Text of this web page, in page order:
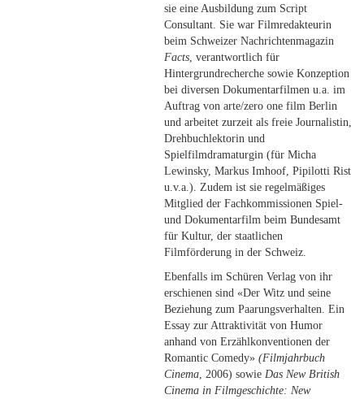
sie eine Ausbildung zum Script
Consultant. Sie war Filmredakteurin
beim Schweizer Nachrichtenmagazin
Facts, verantwortlich für
Hintergrundrecherche sowie Konzeption
bei diversen Dokumentarfilmen u.a. im
Auftrag von arte/zero one film Berlin
und arbeitet zurzeit als freie Journalistin,
Drehbuchlektorin und
Spielfilmdramaturgin (für Micha
Lewinsky, Markus Imhoof, Pipilotti Rist
u.v.a.). Zudem ist sie regelmäßiges
Mitglied der Fachkommissionen Spiel-
und Dokumentarfilm beim Bundesamt
für Kultur, der staatlichen
Filmförderung in der Schweiz.
Ebenfalls im Schüren Verlag von ihr
erschienen sind «Der Witz und seine
Beziehung zum Paarungsverhalten. Ein
Essay zur Attraktivität von Humor
anhand von Erzählkonventionen der
Romantic Comedy»(Filmjahrbuch
Cinema, 2006) sowie Das New British
Cinema in Filmgeschichte: New